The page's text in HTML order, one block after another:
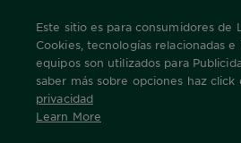
Este sitio es para consumidores de
Cookies, tecnologías relacionadas
equipos son utilizados para
saber más sobre opciones haz click
privacidad
Learn More
Home Nuestras Marcas